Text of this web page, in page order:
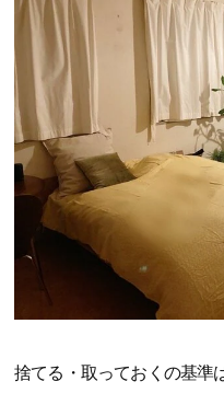
捨てる・取っておくの基準